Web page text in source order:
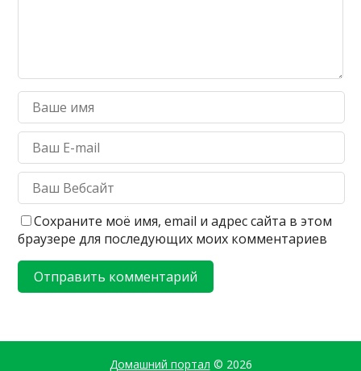
Сохраните моё имя, email и адрес сайта в этом
браузере для последующих моих комментариев
Домашний портал © 2026